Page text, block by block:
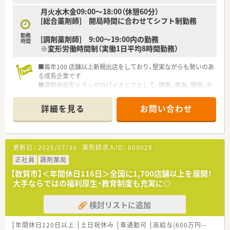
■日々の業務に追われるだけでなく、最新の医療知識や服薬指導
のスキルを積極的に学ぼうとする向上心の高い方です。
ークを大切にしながら業務を進められる方が評価されていま
す。
勤務
時間
月火水木金09:00～18:00（休憩60分）
[総合薬剤師] 開局時間に合わせてシフト制勤務
[調剤薬剤師] 9:00～19:00内の勤務
※変形労働時間制（実働1日平均8時間勤務）
■毎年100 店舗以上新規出店をしており、堅実ながらも勢いのあ
る成長企業です
■調剤併設型ドラッグのパイオニアとして、関東、東海、関西、北
■研修制度は様々なプランがあり、集合研修だけでなく任意で受
講可能な研修も幅広く用意されています
■店舗で活躍する従業員、社外で活躍する従業員、将来経営幹部
となる従業員など、薬剤師として様々な活躍ができるフィールド
を用意されています
■総合薬剤師・調剤薬剤師（土日休み・19時までの勤務）どちらか
の働き方を選択できます
■調剤併設型だけでなく「医療モール・クリニック併設店舗」「敷
地内薬局」「訪問調剤特化型店舗」など様々な店舗を運営してい
ます
■在宅医療にも積極的取り組んでおり「訪問調剤特化型店舗」を
50店舗以上、無菌調剤室は業界最多の51店舗設置しています
■「プラチナくるみん認定企業」「健康経営優良法人2023（大規模
法人部門）認定」等を取得し一人ひとりが働きやすい環境が整備
詳細を見る お問い合わせ
更新日： 2026/07/30 薬剤師求人ID： 609028
正社員
調剤薬局
【敦賀市】＜年間休日116日＞全国に1,700店舗以上を展開！
大手ならではの福利厚生・教育制度も充実に◎
検討リストに追加
年間休日120日以上 土日祝休み 車通勤可 高給与(600万円以上)